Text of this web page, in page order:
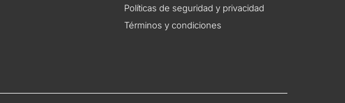
Políticas de seguridad y privacidad
Términos y condiciones